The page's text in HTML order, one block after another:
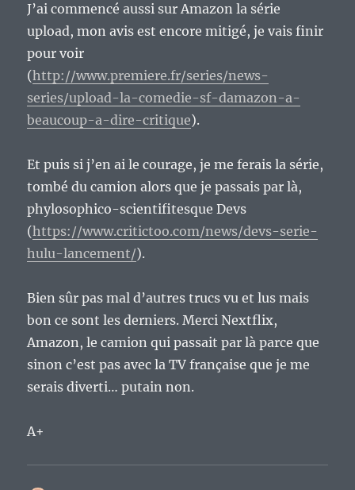
J’ai commencé aussi sur Amazon la série
upload, mon avis est encore mitigé, je vais finir
pour voir
(http://www.premiere.fr/series/news-
series/upload-la-comedie-sf-damazon-a-
beaucoup-a-dire-critique).
Et puis si j’en ai le courage, je me ferais la série,
tombé du camion alors que je passais par là,
phylosophico-scientifitesque Devs
(https://www.critictoo.com/news/devs-serie-
hulu-lancement/).
Bien sûr pas mal d’autres trucs vu et lus mais
bon ce sont les derniers. Merci Nextflix,
Amazon, le camion qui passait par là parce que
sinon c’est pas avec la TV française que je me
serais diverti… putain non.
A+